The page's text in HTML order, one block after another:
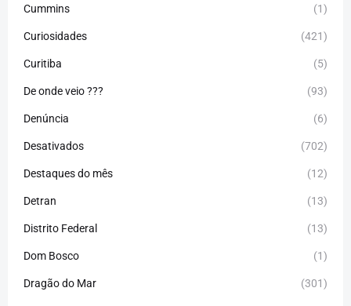
Cummins (1)
Curiosidades (421)
Curitiba (5)
De onde veio ??? (93)
Denúncia (6)
Desativados (702)
Destaques do mês (12)
Detran (13)
Distrito Federal (13)
Dom Bosco (1)
Dragão do Mar (301)